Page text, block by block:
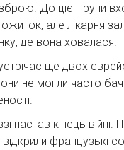
До цієї групи
але лікарня
де вона ховалася.
ще двох
не могли часто
настав кінець
відкрили французькі